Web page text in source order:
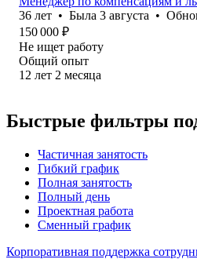
36 лет • Была 3 августа •
150 000 ₽
Не ищет работу
Общий опыт
12 лет 2 месяца
Быстрые фильтры
Частичная занятость
Гибкий график
Полная занятость
Полный день
Проектная работа
Сменный график
Корпоративная поддержка